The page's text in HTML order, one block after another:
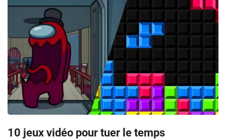
10 jeux vidéo pour tuer le temps